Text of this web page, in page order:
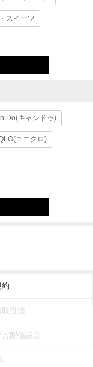
スイーツ
Do(キャンドゥ)
ユニクロ)
引法
ガ配信設定